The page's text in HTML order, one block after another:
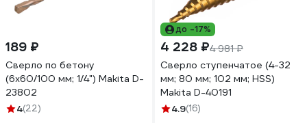
189 ₽
Сверло по бетону
(6х60/100 мм; 1/4") Makita D-
23802
4(22)
до -17%
4 228 ₽4 981 ₽
Сверло ступенчатое (4-32
мм; 80 мм; 102 мм; HSS)
Makita D-40191
4.9(16)